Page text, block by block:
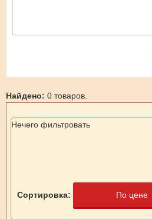
Найдено: 0 товаров.
Нечего фильтровать
Сортировка: По цене